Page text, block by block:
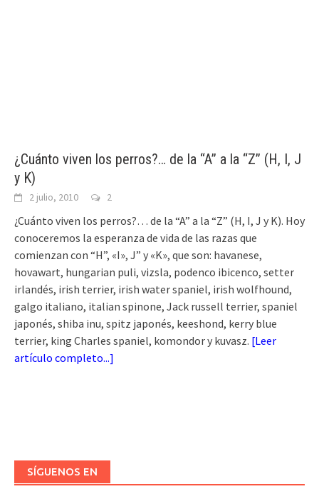
¿Cuánto viven los perros?… de la “A” a la “Z” (H, I, J
y K)
2 julio, 2010 2
¿Cuánto viven los perros?… de la “A” a la “Z” (H, I, J y K). Hoy
conoceremos la esperanza de vida de las razas que
comienzan con “H”, «I», J” y «K», que son: havanese,
hovawart, hungarian puli, vizsla, podenco ibicenco, setter
irlandés, irish terrier, irish water spaniel, irish wolfhound,
galgo italiano, italian spinone, Jack russell terrier, spaniel
japonés, shiba inu, spitz japonés, keeshond, kerry blue
terrier, king Charles spaniel, komondor y kuvasz. [Leer
artículo completo...]
SÍGUENOS EN